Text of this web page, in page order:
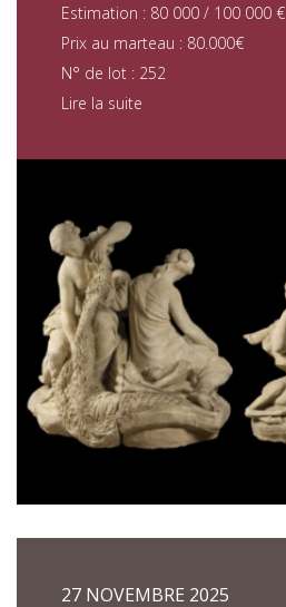
Estimation : 80 000 / 100 000 €
Prix au marteau : 80.000€
N° de lot : 252
Lire la suite
27 NOVEMBRE 2025